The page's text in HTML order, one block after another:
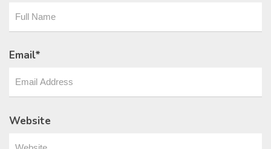
Email*
Website